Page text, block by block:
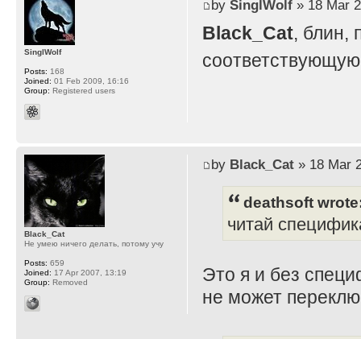
by SinglWolf» 18 Mar
Black_Cat, блин,
SinglWolf
Posts: 168
Joined: 01 Feb 2009, 16:16
Group: Registered users
by Black_Cat» 18 Mar
deathsoft
читай
Это я и без
не может
Black_Cat
Не умею ничего делать, потому учу
Posts: 659
Joined: 17 Apr 2007, 13:19
Group: Removed